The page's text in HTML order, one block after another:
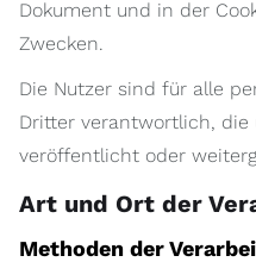
Dokument und in der
Zwecken.
Die Nutzer sind für alle
Dritter verantwortlich, die
veröffentlicht oder
Art und Ort der
Methoden der